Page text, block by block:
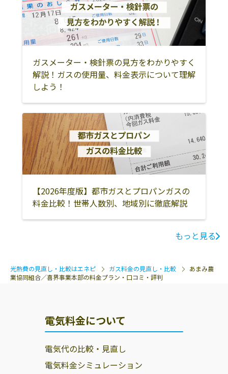
ガスメーター・検針票の見方をわかりやすく
解説！ガスの使用量、料金表示について理解
しよう！
【2026年度版】都市ガスとプロパンガスの
料金比較！世帯人数別、地域別に徹底解説
もっと見る
光熱費の見直し・比較はエネピ ガス料金の見直し・比較
あまみ農
業協同組合／喜界事業本部の料金プラン・口コミ・評判
電気料金について
電気代の比較・見直し
電気料金シミュレーション